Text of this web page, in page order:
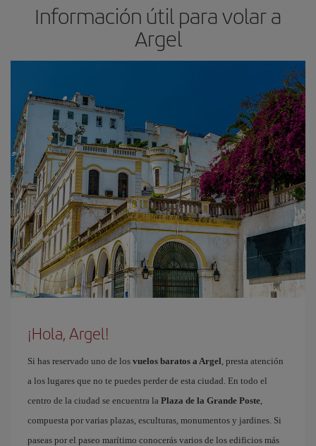
Información útil para volar a
Argel
¡Hola, Argel!
Si has reservado uno de los vuelos baratos a Argel, presta atención
a los lugares que no te puedes perder de esta ciudad. En todo el
centro de la ciudad se encuentra la Plaza de la Grande Poste,
compuesta por varias plazas, esculturas, monumentos y jardines. Si
paseas por el paseo marítimo conocerás varios de los edificios más